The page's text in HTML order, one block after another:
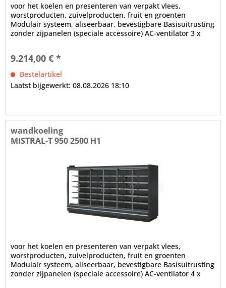
voor het koelen en presenteren van verpakt vlees,
worstproducten, zuivelproducten, fruit en groenten
Modulair systeem, aliseerbaar, bevestigbare Basisuitrusting
zonder zijpanelen (speciale accessoire) AC-ventilator 3 x
9.214,00 € *
Bestelartikel
Laatst bijgewerkt: 08.08.2026 18:10
wandkoeling
MISTRAL-T 950 2500 H1
voor het koelen en presenteren van verpakt vlees,
worstproducten, zuivelproducten, fruit en groenten
Modulair systeem, aliseerbaar, bevestigbare Basisuitrusting
zonder zijpanelen (speciale accessoire) AC-ventilator 4 x